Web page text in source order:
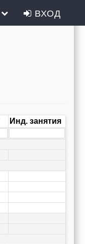
ВХОД
Инд. занятия